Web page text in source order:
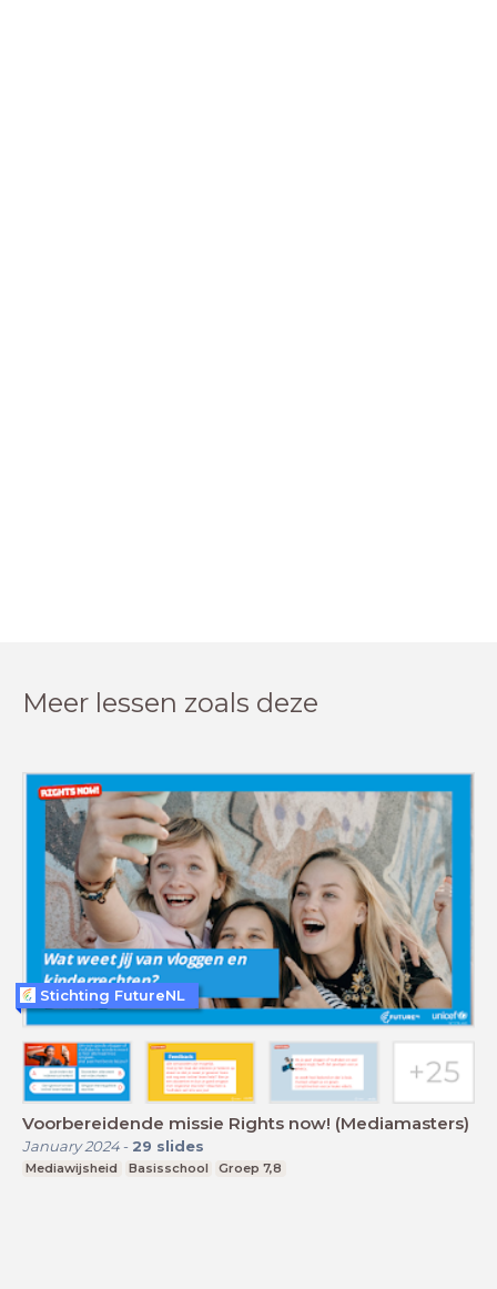
Meer lessen zoals deze
Voorbereidende missie Rights now! (Mediamasters)
January 2024- 29 slides
Mediawijsheid Basisschool Groep 7,8
Stichting FutureNL